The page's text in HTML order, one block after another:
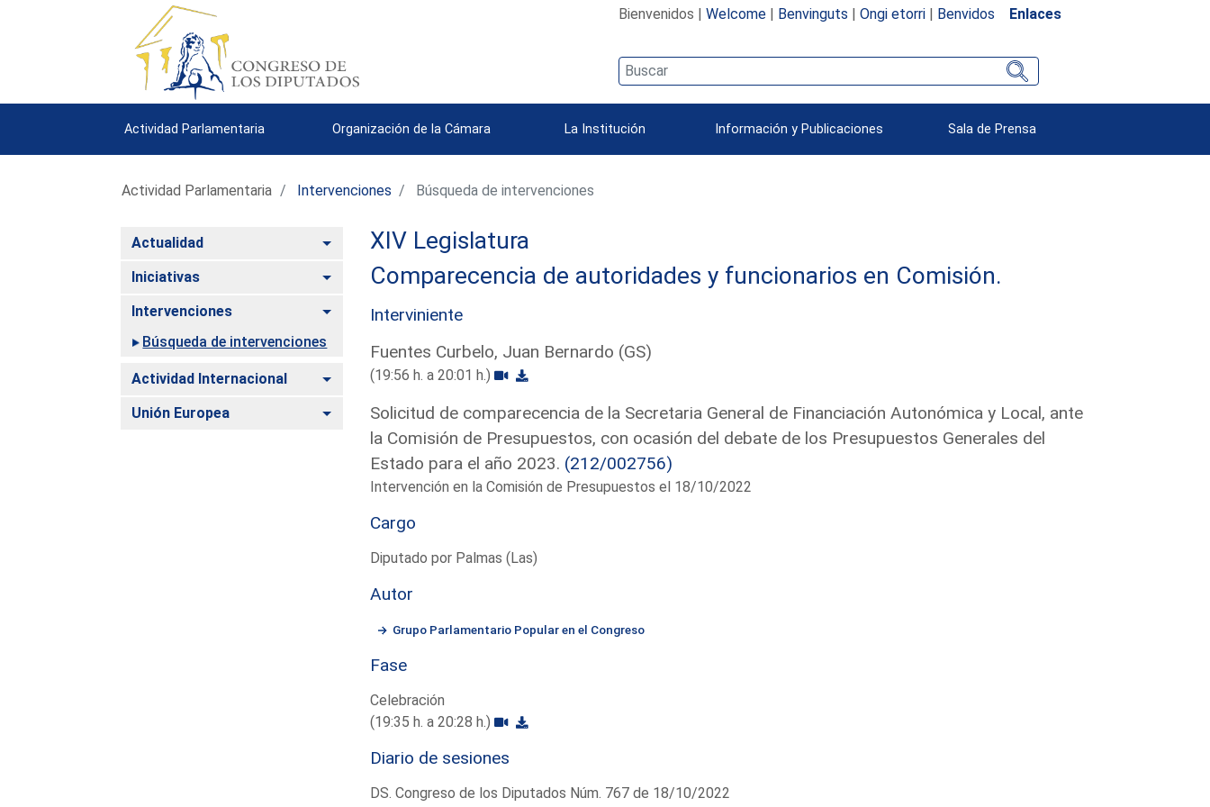
Bienvenidos | Welcome| Benvinguts | Ongi etorri| Benvidos Enlaces
Actividad Parlamentaria Organización de la Cámara La Institución Información y Publicaciones Sala de Prensa
Actividad Parlamentaria Intervenciones Búsqueda de intervenciones
Actualidad Alternar
Iniciativas Alternar
Intervenciones
Alternar
Búsqueda de intervenciones
Actividad Internacional Alternar
Unión Europea Alternar
XIV Legislatura
Comparecencia de autoridades y funcionarios en Comisión.
Interviniente
Fuentes Curbelo, Juan Bernardo (GS)
(19:56 h. a 20:01 h.)
Solicitud de comparecencia de la Secretaria General de Financiación Autonómica y Local, ante
la Comisión de Presupuestos, con ocasión del debate de los Presupuestos Generales del
Estado para el año 2023. (212/002756)
Intervención en la Comisión de Presupuestos el 18/10/2022
Cargo
Diputado por Palmas (Las)
Autor
Grupo Parlamentario Popular en el Congreso
Fase
Celebración
(19:35 h. a 20:28 h.)
Diario de sesiones
DS. Congreso de los Diputados Núm. 767 de 18/10/2022